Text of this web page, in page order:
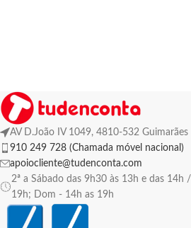
AV D.João IV 1049, 4810-532 Guimarães
910 249 728 (Chamada móvel nacional)
apoiocliente@tudenconta.com
2ª a Sábado das 9h30 às 13h e das 14h /
19h; Dom - 14h as 19h